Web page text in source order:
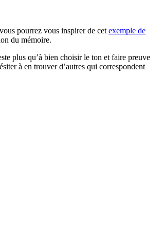
pourrez vous inspirer de cet exemple de
du mémoire.
plus qu’à bien choisir le ton et faire preuve
à en trouver d’autres qui correspondent